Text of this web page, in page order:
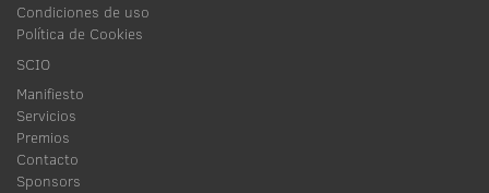
Condiciones de uso
Política de Cookies
SCIO
Manifiesto
Servicios
Premios
Contacto
Sponsors